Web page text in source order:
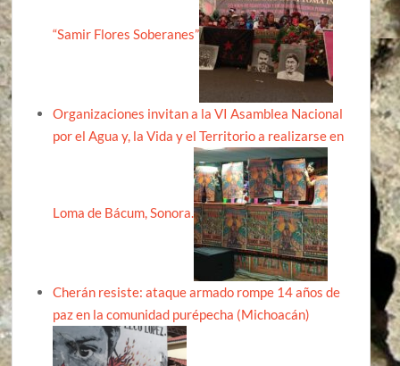
“Samir Flores Soberanes”
Organizaciones invitan a la VI Asamblea Nacional
por el Agua y, la Vida y el Territorio a realizarse en
Loma de Bácum, Sonora.
Cherán resiste: ataque armado rompe 14 años de
paz en la comunidad purépecha (Michoacán)